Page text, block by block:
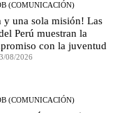
(COMUNICACIÓN)
y una sola misión! Las
Perú muestran la
con la juventud
08/2026
(COMUNICACIÓN)